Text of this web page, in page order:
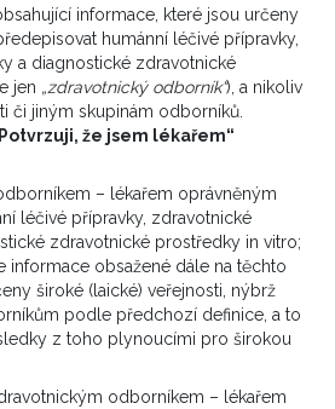
lobulární ca, triple negativní (ER
negat., PCNA 10 %, Ki 67 5%) -
se jedná o tumor cca 20 mm
na histologii doplněno o...
hormonálně
nádoru
informace, které jsou určeny
humánní léčivé přípravky,
a diagnostické zdravotnické
jen „zdravotnický odborník“), a nikoliv
či jiným skupinám odborníků.
že jsem lékařem“
– lékařem oprávněným
léčivé přípravky, zdravotnické
zdravotnické prostředky in vitro;
informace obsažené dále na těchto
široké (laické) veřejnosti, nýbrž
podle předchozí definice, a to
z toho plynoucími pro širokou
odborníkem – lékařem